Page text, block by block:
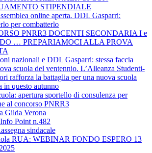
STIPENDIALE
online aperta. DDL Gasparri:
per combatterlo
PNRR3 DOCENTI SECONDARIA I e
… PREPARIAMOCI ALLA PROVA
nazionali e DDL Gasparri: stessa faccia
scuola del ventennio. L’Alleanza Studenti-
rafforza la battaglia per una nuova scuola
in questo autunno
apertura sportello di consulenza per
al concorso PNRR3
Gilda Verona
Point n.482
sindacale
RUA: WEBINAR FONDO ESPERO 13